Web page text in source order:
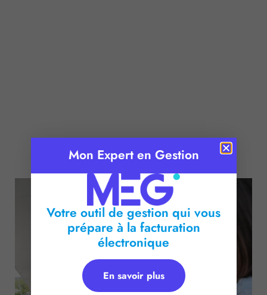
Publié le :3 mai 2018
Temps de lecture :
Mon Expert en Gestion
Votre outil de gestion qui vous
prépare à la facturation
électronique
En savoir plus